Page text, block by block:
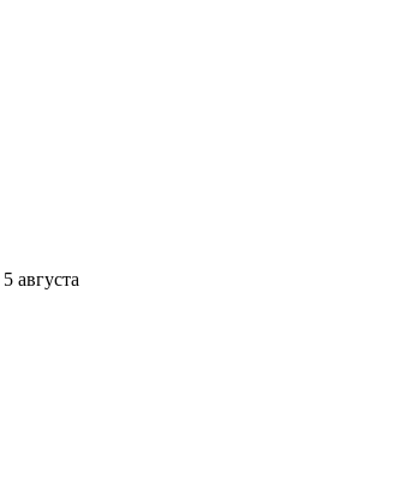
5 августа